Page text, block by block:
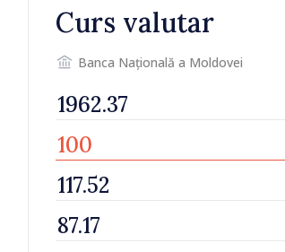
Curs valutar
Banca Națională a Moldovei